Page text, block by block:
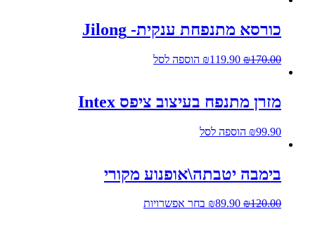
כורסא מתנפחת ענקית- Jilong
₪170.00
₪119.90 הוספה לסל
מזרן מתנפח בעיצוב ציפס Intex
₪99.90 הוספה לסל
בימבה יטבתה\אופנוע מקורי
₪120.00
₪89.90 בחר אפשרויות